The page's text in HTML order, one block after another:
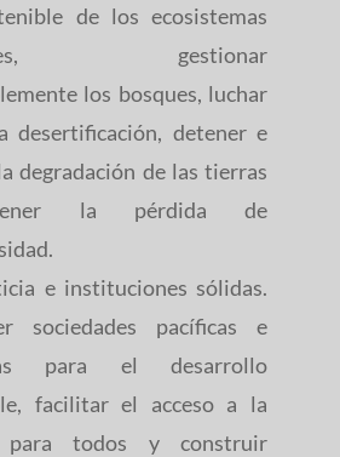
de los ecosistemas
gestionar
los bosques, luchar
desertificación, detener e
degradación de las tierras
la pérdida de
e instituciones sólidas.
sociedades pacíficas e
para el desarrollo
facilitar el acceso a la
para todos y construir